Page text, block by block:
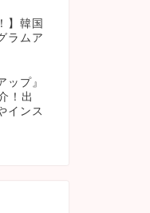
】韓国
ラムア
ップ』
！出
インス